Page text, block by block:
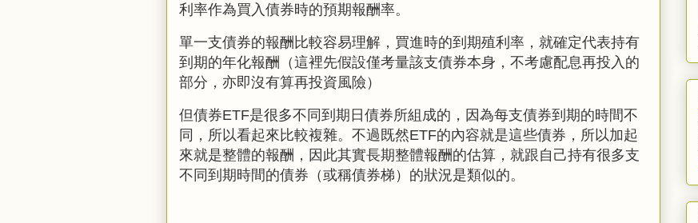
利率作為買入債券時的預期報酬率。
單一支債券的報酬比較容易理解，買進時的到期殖利率，就確定代表持有
到期的年化報酬（這裡先假設僅考量該支債券本身，不考慮配息再投入的
部分，亦即沒有算再投資風險）
但債券ETF是很多不同到期日債券所組成的，因為每支債券到期的時間不
同，所以看起來比較複雜。不過既然ETF的內容就是這些債券，所以加起
來就是整體的報酬，因此其實長期整體報酬的估算，就跟自己持有很多支
不同到期時間的債券（或稱債券梯）的狀況是類似的。